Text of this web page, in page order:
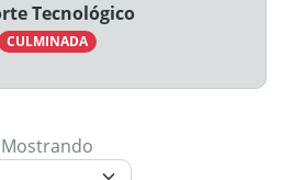
Tecnológico
CULMINADA
Mostrando